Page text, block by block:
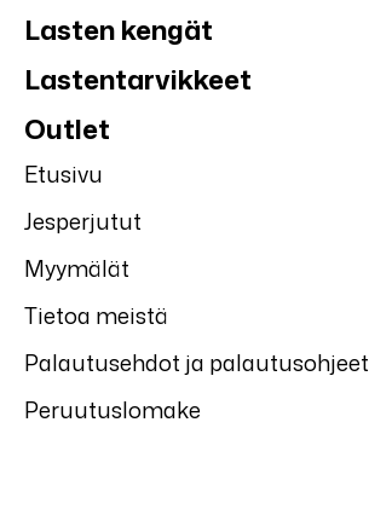
Lasten kengät
Lastentarvikkeet
Outlet
Etusivu
Jesperjutut
Myymälät
Tietoa meistä
Palautusehdot ja palautusohjeet
Peruutuslomake